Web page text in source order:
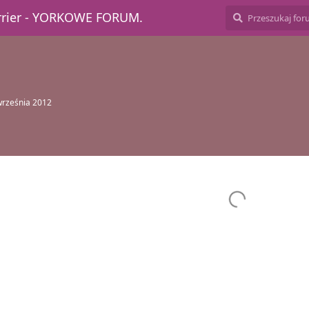
- YORKOWE FORUM.
2012